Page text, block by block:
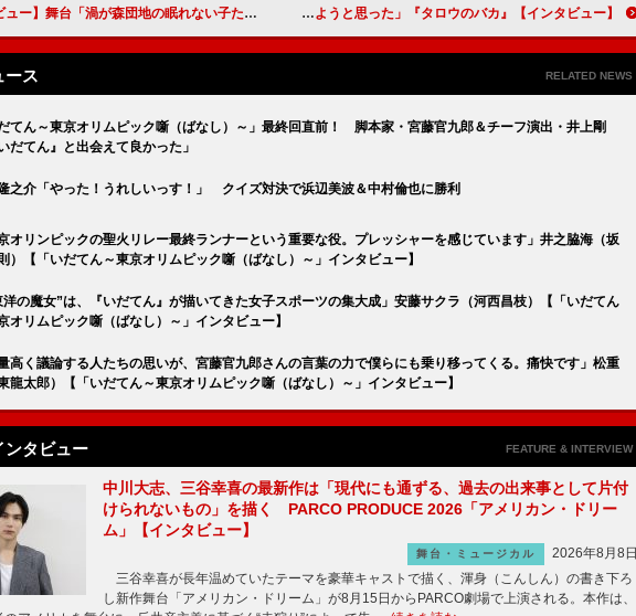
「渦が森団地の眠れない子たち」鈴木亮平「竜也くんと２人で好き放題に遊びたい」 【インタビュー】『タロウのバカ』大森立嗣監督 驚異の新人ＹＯＳＨＩ、菅田将暉、仲野太賀共演作で「『生きる』ということを見つめ直してみようと思った」
ース RELATED NEWS
だてん～東京オリムピック噺（ばなし）～」最終回直前！ 脚本家・宮藤官九郎＆チーフ演出・井上剛
いだてん』と出会えて良かった」
之介「やった！うれしいっす！」 クイズ対決で浜辺美波＆中村倫也に勝利
京オリンピックの聖火リレー最終ランナーという重要な役。プレッシャーを感じています」井之脇海（坂
）【「いだてん～東京オリムピック噺（ばなし）～」インタビュー】
洋の魔女”は、『いだてん』が描いてきた女子スポーツの集大成」安藤サクラ（河西昌枝）【「いだてん
オリムピック噺（ばなし）～」インタビュー】
量高く議論する人たちの思いが、宮藤官九郎さんの言葉の力で僕らにも乗り移ってくる。痛快です」松重
龍太郎）【「いだてん～東京オリムピック噺（ばなし）～」インタビュー】
ンタビュー FEATURE & INTERVIEW
中川大志、三谷幸喜の最新作は「現代にも通ずる、過去の出来事として片付
けられないもの」を描く PARCO PRODUCE 2026「アメリカン・ドリー
ム」【インタビュー】
舞台・ミュージカル
2026年8月8日
三谷幸喜が長年温めていたテーマを豪華キャストで描く、渾身（こんしん）の書き下ろ
し新作舞台「アメリカン・ドリーム」が8月15日からPARCO劇場で上演される。本作は、